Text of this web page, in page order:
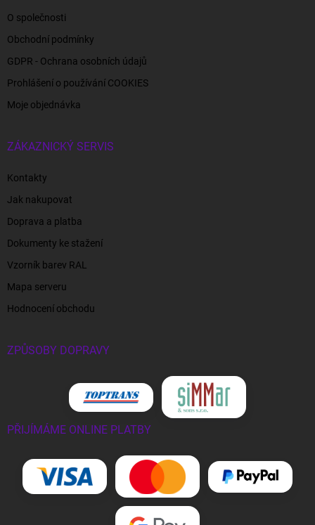
O společnosti
Obchodní podmínky
GDPR - Ochrana osobních údajů
Prohlášení o používání COOKIES
Moje objednávka
ZÁKAZNICKÝ SERVIS
Kontakty
Jak nakupovat
Doprava a platba
Dokumenty ke stažení
Vzorník barev RAL
Mapa serveru
Hodnocení obchodu
ZPŮSOBY DOPRAVY
PŘIJÍMÁME ONLINE PLATBY